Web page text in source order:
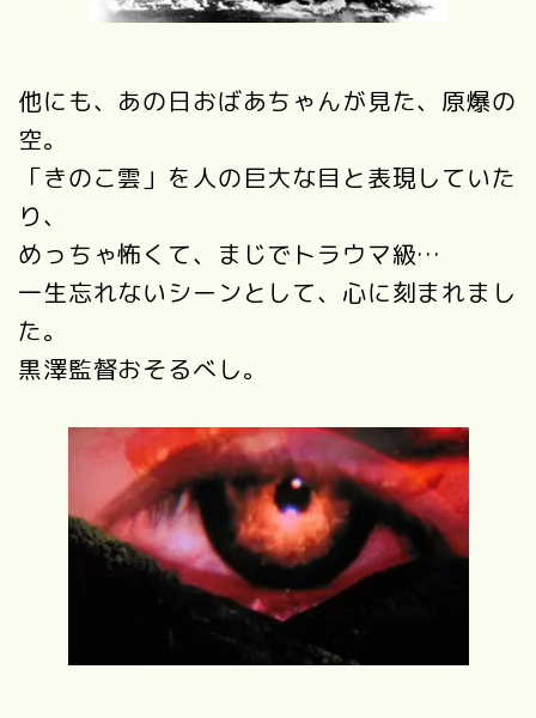
他にも、あの日おばあちゃんが見た、原爆の
空。
「きのこ雲」を人の巨大な目と表現していた
り、
めっちゃ怖くて、まじでトラウマ級…
一生忘れないシーンとして、心に刻まれまし
た。
黒澤監督おそるべし。